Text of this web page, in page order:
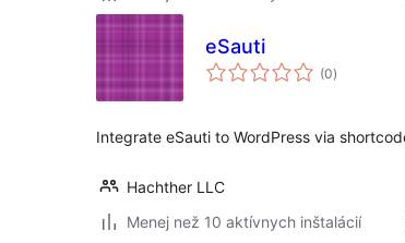
eSauti
(0celkové
hodnotenie
)
Integrate eSauti to WordPress via
Hachther LLC
Menej než 10 aktívnych inštalácií